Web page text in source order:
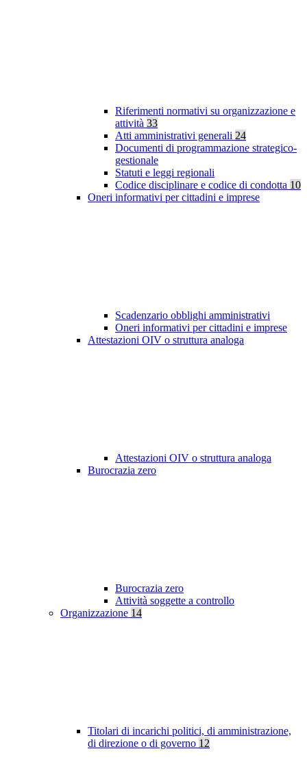
Riferimenti normativi su organizzazione e
attività 33
Atti amministrativi generali 24
Documenti di programmazione strategico-
gestionale
Statuti e leggi regionali
Codice disciplinare e codice di condotta 10
Oneri informativi per cittadini e imprese
Scadenzario obblighi amministrativi
Oneri informativi per cittadini e imprese
Attestazioni OIV o struttura analoga
Attestazioni OIV o struttura analoga
Burocrazia zero
Burocrazia zero
Attività soggette a controllo
Organizzazione 14
Titolari di incarichi politici, di amministrazione,
di direzione o di governo 12